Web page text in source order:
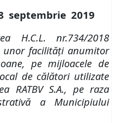
septembrie 2019
H.C.L. nr.734/2018
unor facilităţi anumitor
, pe mijloacele de
de călători utilizate
RATBV S.A., pe raza
a Municipiului